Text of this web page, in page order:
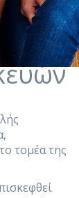
τομέα της